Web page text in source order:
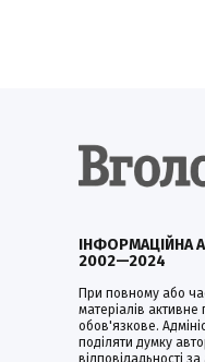
ІНФОРМАЦІЙНА
2002—2024
При повному або
матеріалів
обов'язкове.
поділяти думку
відповідальності